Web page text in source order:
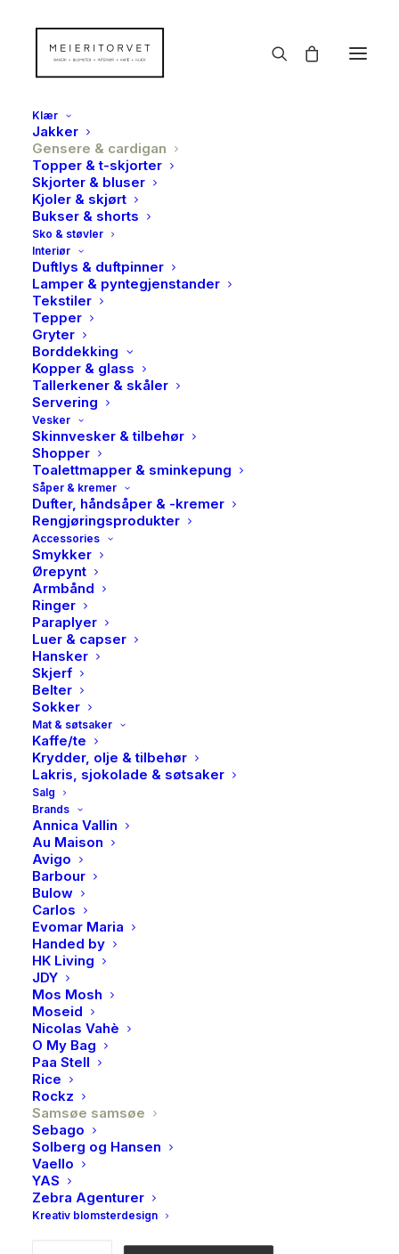
Klær
Jakker
Gensere & cardigan
Topper & t-skjorter
Skjorter & bluser
Kjoler & skjørt
Bukser & shorts
Sko & støvler
Interiør
Duftlys & duftpinner
Lamper & pyntegjenstander
Tekstiler
Tepper
Gryter
Borddekking
Kopper & glass
Tallerkener & skåler
Servering
Vesker
Skinnvesker & tilbehør
Shopper
Toalettmapper & sminkepung
Såper & kremer
Dufter, håndsåper & -kremer
Rengjøringsprodukter
Accessories
Smykker
Ørepynt
Armbånd
Ringer
Paraplyer
Luer & capser
Hansker
Skjerf
Belter
Sokker
Mat & søtsaker
Kaffe/te
Krydder, olje & tilbehør
Lakris, sjokolade & søtsaker
Salg
Brands
Annica Vallin
Au Maison
Avigo
Barbour
Bulow
Carlos
Evomar Maria
Handed by
HK Living
JDY
Mos Mosh
Moseid
Nicolas Vahè
O My Bag
Paa Stell
Rice
Rockz
Samsøe samsøe
Sebago
Solberg og Hansen
Vaello
YAS
Zebra Agenturer
Kreativ blomsterdesign
Samsøe samsøe, Saanne
polo, Ethernal green
1800,00
Saanne Polo fra Samsøe Samsøe er en tidløs og
elegant genser i den sofistikerte fargen
Green. Den myke kvaliteten og den feminine polo-
kragen gir et avslappet, men gjennomført uttrykk.
Perfekt både til hverdags og jobb – like fin alene som
lag-på-lag. En allsidig garderobefavoritt du vil bruke
igjen og igjen.
Variant